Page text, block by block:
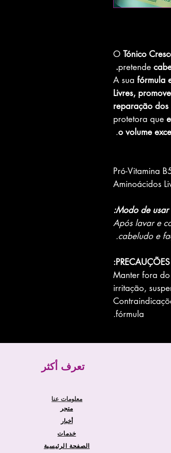
O Tónico
pretende
A sua fórmula
Livres, promove
reparação
protetora que
o volume
.
Pró-Vitamina
Aminoácidos
Modo de usar:
Após lavar e
cabeludo e
PRECAUÇÕES:
Manter fora
irritação,
fórmula.
تعرف أكثر
متجر
أخبار
خدمات
الصفحة الرئيسية
معلومات عنا